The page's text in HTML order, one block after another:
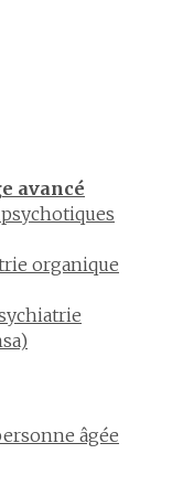
avancé
organique
âgée